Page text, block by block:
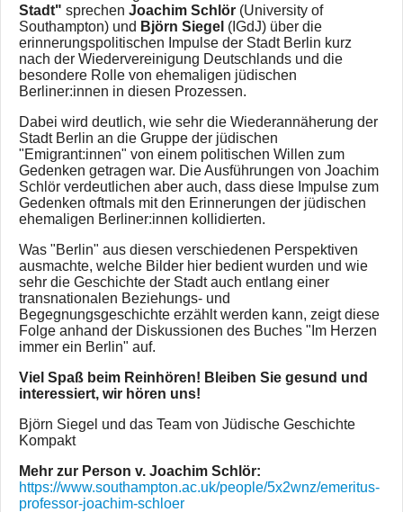
Stadt" sprechen Joachim Schlör (University of
Southampton) und Björn Siegel (IGdJ) über die
erinnerungspolitischen Impulse der Stadt Berlin kurz
nach der Wiedervereinigung Deutschlands und die
besondere Rolle von ehemaligen jüdischen
Berliner:innen in diesen Prozessen.
Dabei wird deutlich, wie sehr die Wiederannäherung der
Stadt Berlin an die Gruppe der jüdischen
"Emigrant:innen" von einem politischen Willen zum
Gedenken getragen war. Die Ausführungen von Joachim
Schlör verdeutlichen aber auch, dass diese Impulse zum
Gedenken oftmals mit den Erinnerungen der jüdischen
ehemaligen Berliner:innen kollidierten.
Was "Berlin" aus diesen verschiedenen Perspektiven
ausmachte, welche Bilder hier bedient wurden und wie
sehr die Geschichte der Stadt auch entlang einer
transnationalen Beziehungs- und
Begegnungsgeschichte erzählt werden kann, zeigt diese
Folge anhand der Diskussionen des Buches "Im Herzen
immer ein Berlin" auf.
Viel Spaß beim Reinhören! Bleiben Sie gesund und
interessiert, wir hören uns!
Björn Siegel und das Team von Jüdische Geschichte
Kompakt
Mehr zur Person v. Joachim Schlör:
https://www.southampton.ac.uk/people/5x2wnz/emeritus-
professor-joachim-schloer